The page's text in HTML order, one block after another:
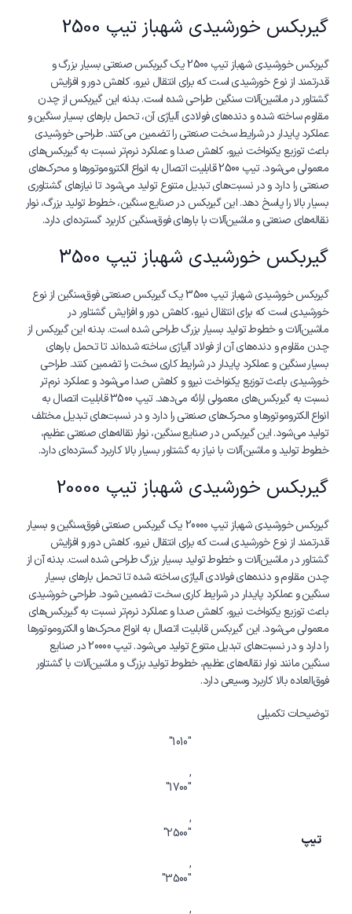
گیربکس خورشیدی شهباز تیپ 2500
گیربکس خورشیدی شهباز تیپ 2500 یک گیربکس صنعتی بسیار بزرگ و
قدرتمند از نوع خورشیدی است که برای انتقال نیرو، کاهش دور و افزایش
گشتاور در ماشین‌آلات سنگین طراحی شده است. بدنه این گیربکس از چدن
مقاوم ساخته شده و دنده‌های فولادی آلیاژی آن، تحمل بارهای بسیار سنگین و
عملکرد پایدار در شرایط سخت صنعتی را تضمین می‌کنند. طراحی خورشیدی
باعث توزیع یکنواخت نیرو، کاهش صدا و عملکرد نرم‌تر نسبت به گیربکس‌های
معمولی می‌شود. تیپ 2500 قابلیت اتصال به انواع الکتروموتورها و محرک‌های
صنعتی را دارد و در نسبت‌های تبدیل متنوع تولید می‌شود تا نیازهای گشتاوری
بسیار بالا را پاسخ دهد. این گیربکس در صنایع سنگین، خطوط تولید بزرگ، نوار
نقاله‌های صنعتی و ماشین‌آلات با بارهای فوق‌سنگین کاربرد گسترده‌ای دارد.
گیربکس خورشیدی شهباز تیپ 3500
گیربکس خورشیدی شهباز تیپ 3500 یک گیربکس صنعتی فوق‌سنگین از نوع
خورشیدی است که برای انتقال نیرو، کاهش دور و افزایش گشتاور در
ماشین‌آلات و خطوط تولید بسیار بزرگ طراحی شده است. بدنه این گیربکس از
چدن مقاوم و دنده‌های آن از فولاد آلیاژی ساخته شده‌اند تا تحمل بارهای
بسیار سنگین و عملکرد پایدار در شرایط کاری سخت را تضمین کنند. طراحی
خورشیدی باعث توزیع یکنواخت نیرو و کاهش صدا می‌شود و عملکرد نرم‌تر
نسبت به گیربکس‌های معمولی ارائه می‌دهد. تیپ 3500 قابلیت اتصال به
انواع الکتروموتورها و محرک‌های صنعتی را دارد و در نسبت‌های تبدیل مختلف
تولید می‌شود. این گیربکس در صنایع سنگین، نوار نقاله‌های صنعتی عظیم،
خطوط تولید و ماشین‌آلات با نیاز به گشتاور بسیار بالا کاربرد گسترده‌ای دارد.
گیربکس خورشیدی شهباز تیپ 20000
گیربکس خورشیدی شهباز تیپ 20000 یک گیربکس صنعتی فوق‌سنگین و بسیار
قدرتمند از نوع خورشیدی است که برای انتقال نیرو، کاهش دور و افزایش
گشتاور در ماشین‌آلات و خطوط تولید بسیار بزرگ طراحی شده است. بدنه آن از
چدن مقاوم و دنده‌های فولادی آلیاژی ساخته شده تا تحمل بارهای بسیار
سنگین و عملکرد پایدار در شرایط کاری سخت تضمین شود. طراحی خورشیدی
باعث توزیع یکنواخت نیرو، کاهش صدا و عملکرد نرم‌تر نسبت به گیربکس‌های
معمولی می‌شود. این گیربکس قابلیت اتصال به انواع محرک‌ها و الکتروموتورها
را دارد و در نسبت‌های تبدیل متنوع تولید می‌شود. تیپ 20000 در صنایع
سنگین مانند نوار نقاله‌های عظیم، خطوط تولید بزرگ و ماشین‌آلات با گشتاور
فوق‌العاده بالا کاربرد وسیعی دارد.
توضیحات تکمیلی
تیپ
"1010"
,
"1700"
,
"2500"
,
"3500"
,